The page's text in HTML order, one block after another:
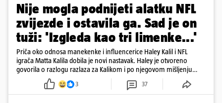
Nije mogla podnijeti alatku NFL
zvijezde i ostavila ga. Sad je on
tuži: 'Izgleda kao tri limenke...'
Priča oko odnosa manekenke i influencerice Haley Kalil i NFL
igrača Matta Kalila dobila je novi nastavak. Haley je otvoreno
govorila o razlogu razlaza za Kalikom i po njegovom mišljenju
prešla granicu dobrog ukusa
3 37